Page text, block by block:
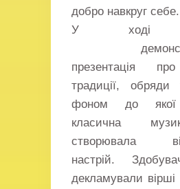
добро навкруг себе.
У ході
презентація
традиції, обряди
фоном до якої
класична
створювала
настрій.
декламували вірші